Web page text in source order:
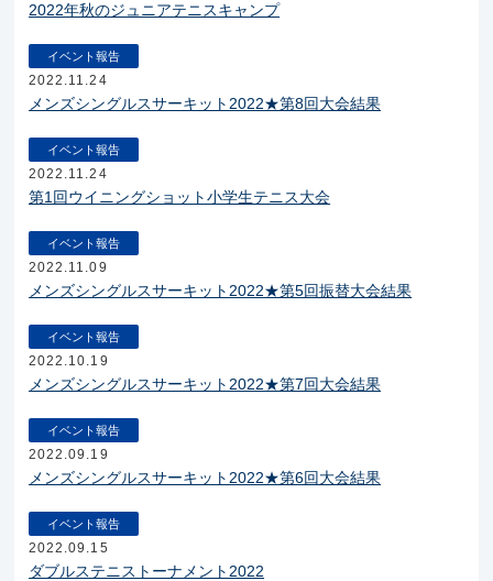
2022年秋のジュニアテニスキャンプ
イベント報告
2022.11.24
メンズシングルスサーキット2022★第8回大会結果
イベント報告
2022.11.24
第1回ウイニングショット小学生テニス大会
イベント報告
2022.11.09
メンズシングルスサーキット2022★第5回振替大会結果
イベント報告
2022.10.19
メンズシングルスサーキット2022★第7回大会結果
イベント報告
2022.09.19
メンズシングルスサーキット2022★第6回大会結果
イベント報告
2022.09.15
ダブルステニストーナメント2022